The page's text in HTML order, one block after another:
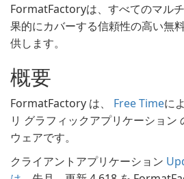
FormatFactoryは、すべてのマル
果的にカバーする信頼性の高い無
供します。
概要
FormatFactory は、 Free Timeに
リ グラフィックアプリケーション
ウェアです。
クライアントアプリケーション